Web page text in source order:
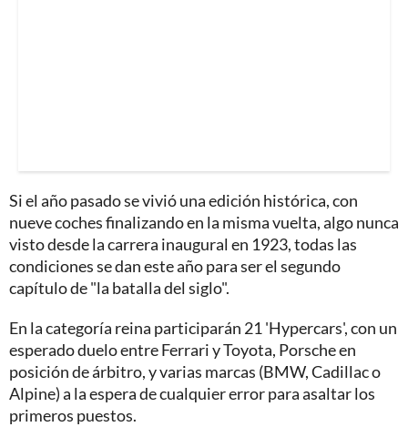
Si el año pasado se vivió una edición histórica, con
nueve coches finalizando en la misma vuelta, algo nunca
visto desde la carrera inaugural en 1923, todas las
condiciones se dan este año para ser el segundo
capítulo de "la batalla del siglo".
En la categoría reina participarán 21 'Hypercars', con un
esperado duelo entre Ferrari y Toyota, Porsche en
posición de árbitro, y varias marcas (BMW, Cadillac o
Alpine) a la espera de cualquier error para asaltar los
primeros puestos.